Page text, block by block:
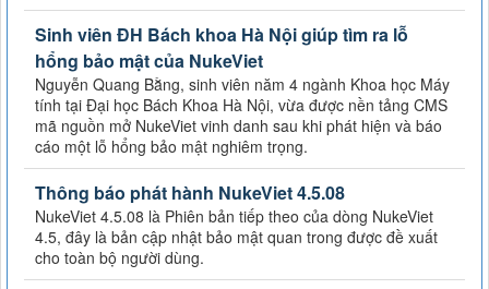
Sinh viên ĐH Bách khoa Hà Nội giúp tìm ra lỗ
hổng bảo mật của NukeViet
Nguyễn Quang Bằng, sinh viên năm 4 ngành Khoa học Máy
tính tại Đại học Bách Khoa Hà Nội, vừa được nền tảng CMS
mã nguồn mở NukeViet vinh danh sau khi phát hiện và báo
cáo một lỗ hổng bảo mật nghiêm trọng.
Thông báo phát hành NukeViet 4.5.08
NukeViet 4.5.08 là Phiên bản tiếp theo của dòng NukeViet
4.5, đây là bản cập nhật bảo mật quan trong được đề xuất
cho toàn bộ người dùng.